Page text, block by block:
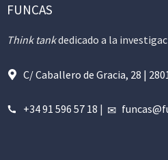
FUNCAS
Think tankdedicado a la
C/ Caballero de Gracia, 28 |
+34 91 596 57 18 |